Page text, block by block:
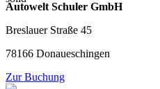
Autowelt Schuler GmbH
Breslauer Straße 45
78166 Donaueschingen
Zur Buchung